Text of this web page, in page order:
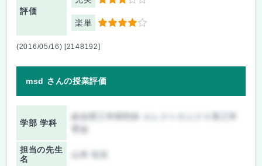
評価
楽単 4
(2016/05/16) [2148192]
msd さんの授業評価
学部 学科
担当の先生
名